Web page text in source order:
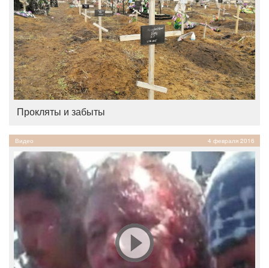
Прокляты и забыты
Видео 4 февраля 2016